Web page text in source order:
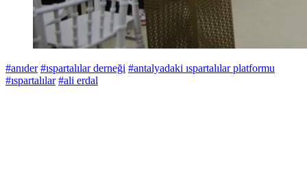
#anıder #ıspartalılar derneği #antalyadaki ıspartalılar platformu
#ıspartalılar #ali erdal